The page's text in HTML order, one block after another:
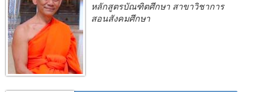
หลักสูตรบัณฑิตศึกษา สาขาวิชาการ
สอนสังคมศึกษา